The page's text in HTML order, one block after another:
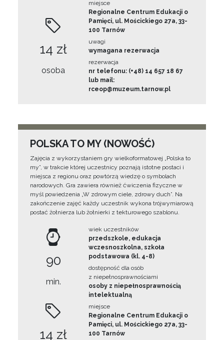
14 zł
osoba
miejsce
Regionalne Centrum Edukacji o
Pamięci, ul. Mościckiego 27a, 33-
100 Tarnów
uwagi
wymagana rezerwacja
rezerwacja
nr telefonu: (+48) 14 657 18 67
lub mail:
rceop@muzeum.tarnow.pl
POLSKA TO MY (NOWOŚĆ)
Zajęcia z wykorzystaniem gry wielkoformatowej „Polska to
my”, w trakcie której uczestnicy poznają istotne postaci i
miejsca z regionu oraz powtórzą wiedzę o symbolach
narodowych. Gra zawiera również ćwiczenia fizyczne w
myśl powiedzenia „W zdrowym ciele, zdrowy duch”. Na
zakończenie zajęć każdy uczestnik wykona trójwymiarową
postać żołnierza lub żołnierki z tekturowego szablonu.
90
min.
14 zł
wiek uczestników
przedszkole, edukacja
wczesnoszkolna, szkoła
podstawowa (kl. 4-8)
dostępność dla osób
z niepełnosprawnościami
osoby z niepełnosprawnością
intelektualną
miejsce
Regionalne Centrum Edukacji o
Pamięci, ul. Mościckiego 27a, 33-
100 Tarnów